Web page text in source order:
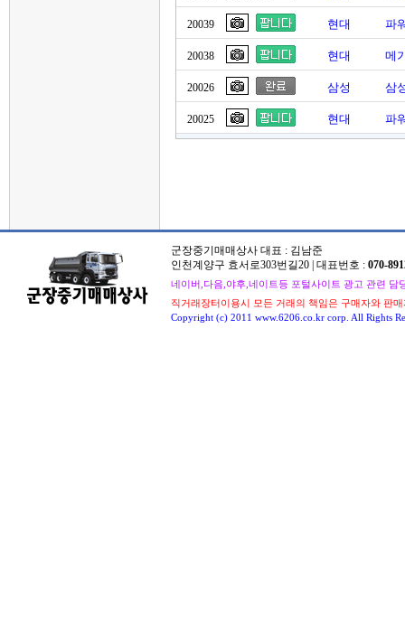
20039 현대 파
20038 현대 메
20026 삼성 삼
20025 현대 파
군장중기매매상사 대표 : 김남준
인천계양구 효서로303번길20 | 대표번호 : 070-
네이버,다음,야후,네이트등 포털사이트 광고 관련 담
직거래장터이용시 모든 거래의 책임은 구매자와 판
Copyright (c) 2011 www.6206.co.kr corp. All Rights